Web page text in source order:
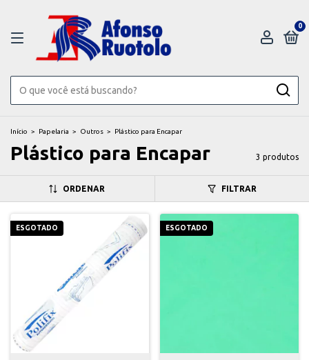
0
Início > Papelaria > Outros > Plástico para Encapar
Plástico para Encapar 3 produtos
ORDENAR FILTRAR
ESGOTADO ESGOTADO